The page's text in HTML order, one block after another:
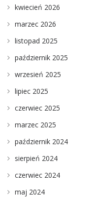
kwiecień 2026
marzec 2026
listopad 2025
październik 2025
wrzesień 2025
lipiec 2025
czerwiec 2025
marzec 2025
październik 2024
sierpień 2024
czerwiec 2024
maj 2024